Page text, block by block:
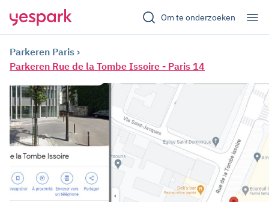
Om te onderzoeken
Parkeren Paris
Parkeren Rue de la Tombe Issoire - Paris 14